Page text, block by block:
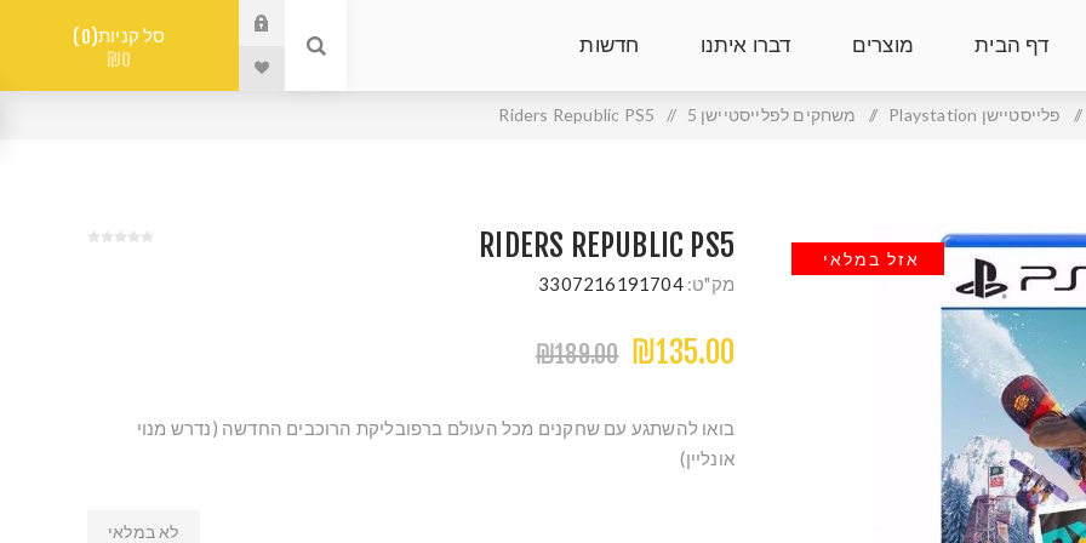
דף הבית מוצרים דברו איתנו חדשות סל קניות 0
₪0
/ פלייסטיישן Playstation / משחקים לפלייסטיישן 5 /
Riders Republic PS5
אזל במלאי RIDERS REPUBLIC PS5
מק"ט: 3307216191704
₪135.00
₪189.00
בואו להשתגע עם שחקנים מכל העולם ברפובליקת הרוכבים החדשה (נדרש מנוי
אונליין)
לא במלאי